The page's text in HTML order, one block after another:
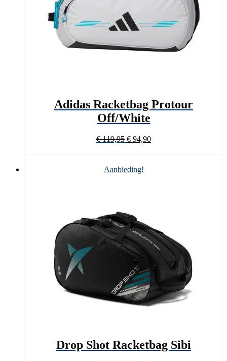
Adidas Racketbag Protour
Off/White
€119,95 Oorspronkelijke
€ 119,95.
€ 94,90Huidige
Aanbieding!
Drop Shot Racketbag Sibi